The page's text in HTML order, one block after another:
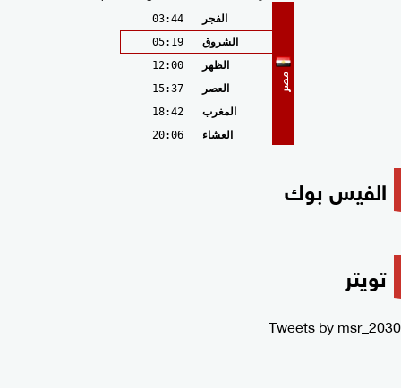
مصر
الفجر
03:44
الشروق
05:19
الظهر
12:00
العصر
15:37
المغرب
18:42
العشاء
20:06
الفيس بوك
تويتر
Tweets by msr_2030